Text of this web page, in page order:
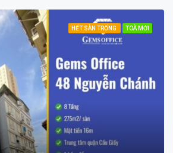
HẾT SÀN TRỐNG TOÀ MỚI